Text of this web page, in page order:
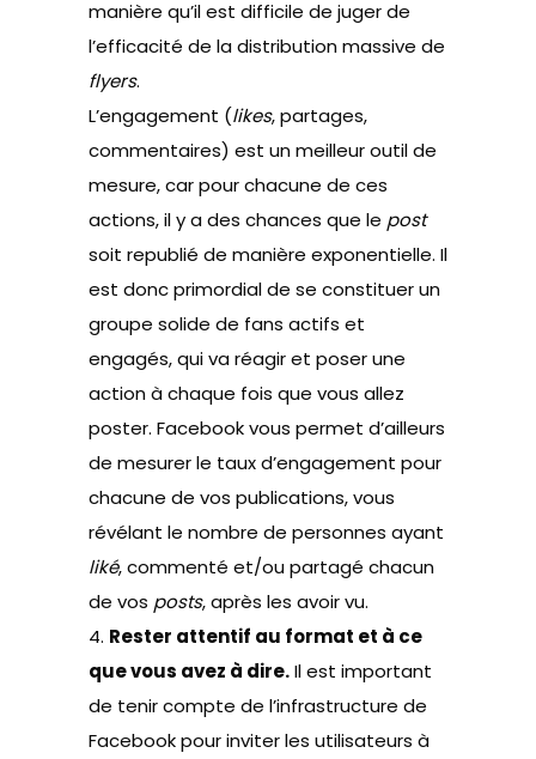
manière qu’il est difficile de juger de
l’efficacité de la distribution massive de
flyers.
L’engagement (likes, partages,
commentaires) est un meilleur outil de
mesure, car pour chacune de ces
actions, il y a des chances que le post
soit republié de manière exponentielle. Il
est donc primordial de se constituer un
groupe solide de fans actifs et
engagés, qui va réagir et poser une
action à chaque fois que vous allez
poster. Facebook vous permet d’ailleurs
de mesurer le taux d’engagement pour
chacune de vos publications, vous
révélant le nombre de personnes ayant
liké, commenté et/ou partagé chacun
de vos posts, après les avoir vu.
4. Rester attentif au format et à ce
que vous avez à dire.Il est important
de tenir compte de l’infrastructure de
Facebook pour inviter les utilisateurs à